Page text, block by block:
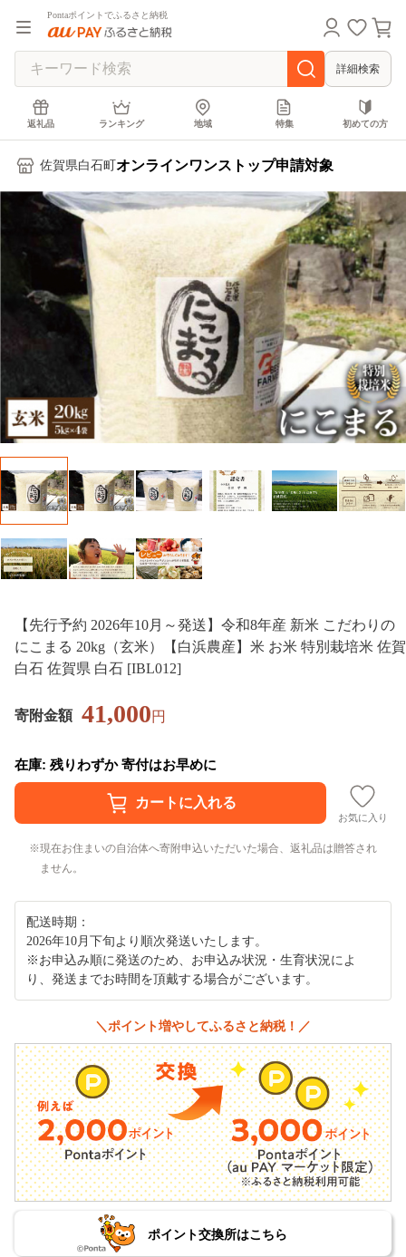
Pontaポイントでふるさと納税
詳細検索
返礼品 ランキング 地域 特集 初めての方
佐賀県白石町 オンラインワンストップ申請対象
【先行予約 2026年10月～発送】令和8年産 新米 こだわりの
にこまる 20kg（玄米）【白浜農産】米 お米 特別栽培米 佐賀
白石 佐賀県 白石 [IBL012]
寄附金額 41,000円
在庫: 残りわずか 寄付はお早めに
お気に入り
現在お住まいの自治体へ寄附申込いただいた場合、返礼品は贈答され
ません。
配送時期：
2026年10月下旬より順次発送いたします。
※お申込み順に発送のため、お申込み状況・生育状況によ
り、発送までお時間を頂戴する場合がございます。
＼ポイント増やしてふるさと納税！／
ポイント交換所はこちら